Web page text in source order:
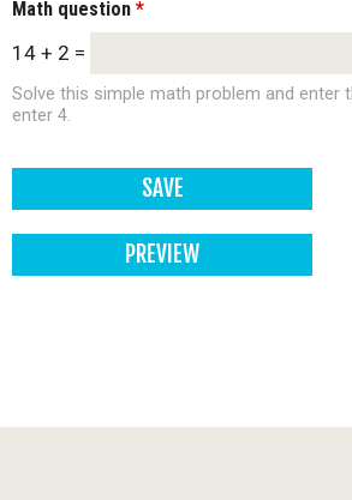
Math question *
14 + 2 =
Solve this simple math problem and enter
enter 4.